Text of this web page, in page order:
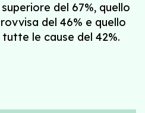
del 67%, quello
del 46% e quello
le cause del 42%.